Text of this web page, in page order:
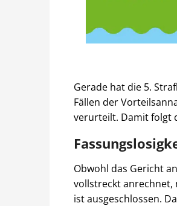
Gerade hat die 5.
Fällen der
verurteilt. Damit folgt
Obwohl das Gericht
vollstreckt anrechnet,
ist ausgeschlossen.